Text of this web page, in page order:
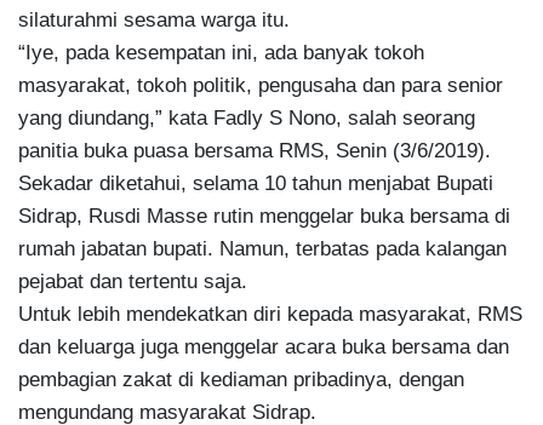
silaturahmi sesama warga itu.
“Iye, pada kesempatan ini, ada banyak tokoh
masyarakat, tokoh politik, pengusaha dan para senior
yang diundang,” kata Fadly S Nono, salah seorang
panitia buka puasa bersama RMS, Senin (3/6/2019).
Sekadar diketahui, selama 10 tahun menjabat Bupati
Sidrap, Rusdi Masse rutin menggelar buka bersama di
rumah jabatan bupati. Namun, terbatas pada kalangan
pejabat dan tertentu saja.
Untuk lebih mendekatkan diri kepada masyarakat, RMS
dan keluarga juga menggelar acara buka bersama dan
pembagian zakat di kediaman pribadinya, dengan
mengundang masyarakat Sidrap.